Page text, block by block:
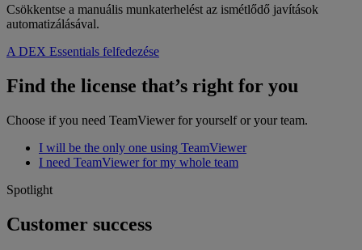
Csökkentse a manuális munkaterhelést az ismétlődő javítások
automatizálásával.
A DEX Essentials felfedezése
Find the license that’s right for you
Choose if you need TeamViewer for yourself or your team.
I will be the only one using TeamViewer
I need TeamViewer for my whole team
Spotlight
Customer success